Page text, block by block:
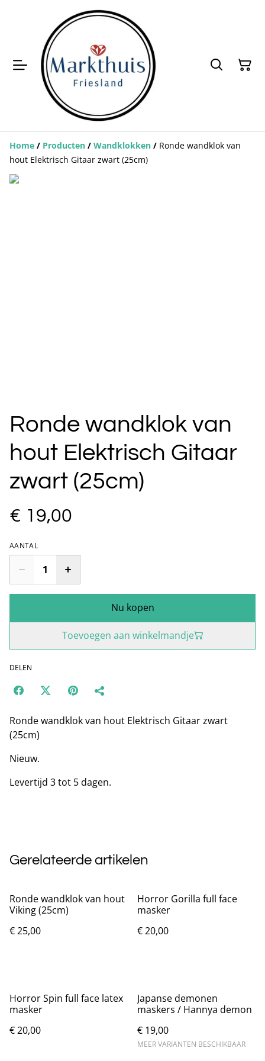
Home / Producten / Wandklokken / Ronde wandklok van
hout Elektrisch Gitaar zwart (25cm)
Ronde wandklok van
hout Elektrisch Gitaar
zwart (25cm)
€ 19,00
AANTAL
Nu kopen
Toevoegen aan winkelmandje
DELEN
Ronde wandklok van hout Elektrisch Gitaar zwart
(25cm)
Nieuw.
Levertijd 3 tot 5 dagen.
Gerelateerde artikelen
Ronde wandklok van hout
Viking (25cm)
€ 25,00
Horror Gorilla full face
masker
€ 20,00
Horror Spin full face latex
masker
€ 20,00
Japanse demonen
maskers / Hannya demon
€ 19,00
MEER VARIANTEN BESCHIKBAAR